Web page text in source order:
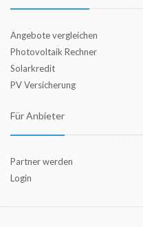
Angebote vergleichen
Photovoltaik Rechner
Solarkredit
PV Versicherung
Für Anbieter
Partner werden
Login